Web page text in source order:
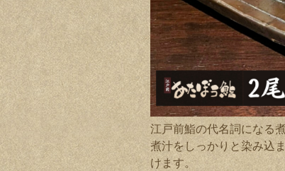
江戸前鮨の代名詞になる煮
煮汁をしっかりと染み込
けます。